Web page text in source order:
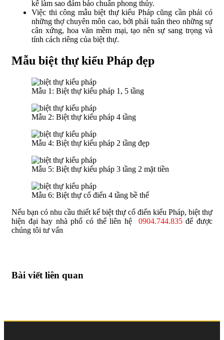
kế làm sao đảm bảo chuẩn phong thủy.
Việc thi công mẫu biệt thự kiểu Pháp cũng cần phải có
những thợ chuyên môn cao, bởi phải tuân theo những sự
cân xứng, hoa văn mềm mại, tạo nên sự sang trọng và
tính cách riêng của biệt thự.
Mẫu biệt thự kiểu Pháp đẹp
Mẫu 1: Biệt thự kiểu pháp 1, 5 tầng
Mẫu 2: Biệt thự kiểu pháp 4 tầng
Mẫu 4: Biệt thự kiểu pháp 2 tầng đẹp
Mẫu 5: Biệt thự kiểu pháp 3 tầng 2 mặt tiền
Mẫu 6: Biệt thự cổ điển 4 tầng bề thế
Nếu bạn có nhu cầu thiết kế biệt thự cổ điển kiểu Pháp, biệt thự
hiện đại hay nhà phố có thể liên hệ 0904.744.835để được
chúng tôi tư vấn
Bài viết liên quan